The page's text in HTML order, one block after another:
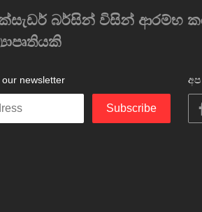
බර්සින් විසින්
newsletter
Subscribe